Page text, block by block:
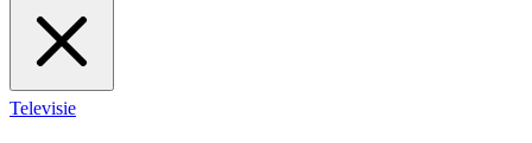
Televisie